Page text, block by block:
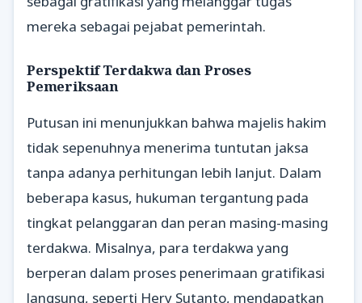
mereka sebagai pejabat pemerintah.
Perspektif Terdakwa dan Proses
Pemeriksaan
Putusan ini menunjukkan bahwa majelis hakim
tidak sepenuhnya menerima tuntutan jaksa
tanpa adanya perhitungan lebih lanjut. Dalam
beberapa kasus, hukuman tergantung pada
tingkat pelanggaran dan peran masing-masing
terdakwa. Misalnya, para terdakwa yang
berperan dalam proses penerimaan gratifikasi
langsung, seperti Hery Sutanto, mendapatkan